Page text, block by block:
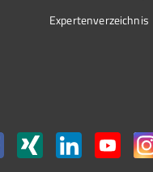
Expertenverzeichnis